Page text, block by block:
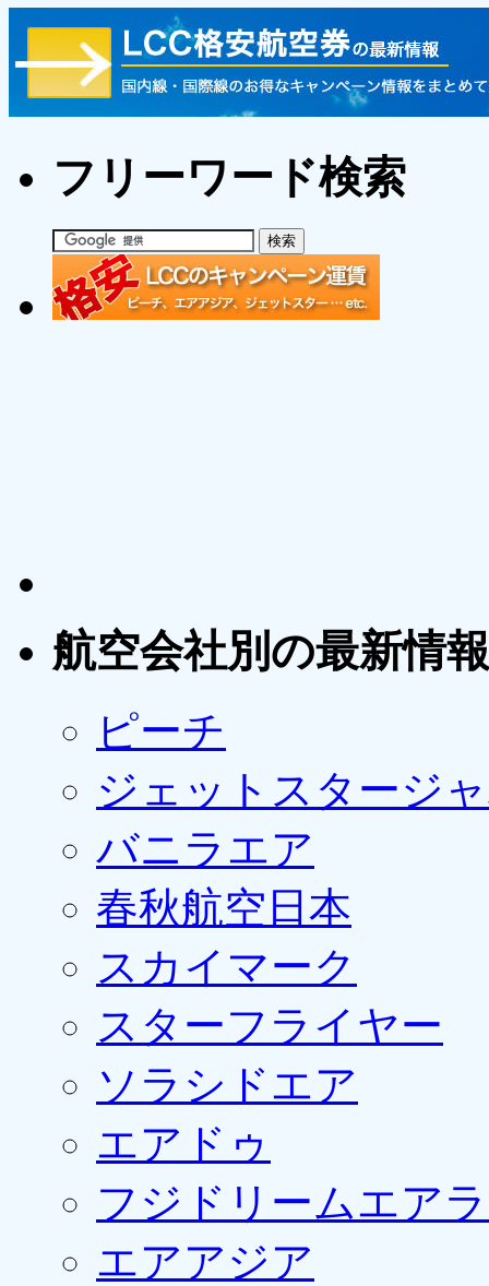
フリーワード検索
航空会社別の最新情報
ピーチ
ジェットスタージ
バニラエア
春秋航空日本
スカイマーク
スターフライヤー
ソラシドエア
エアドゥ
フジドリームエア
エアアジア